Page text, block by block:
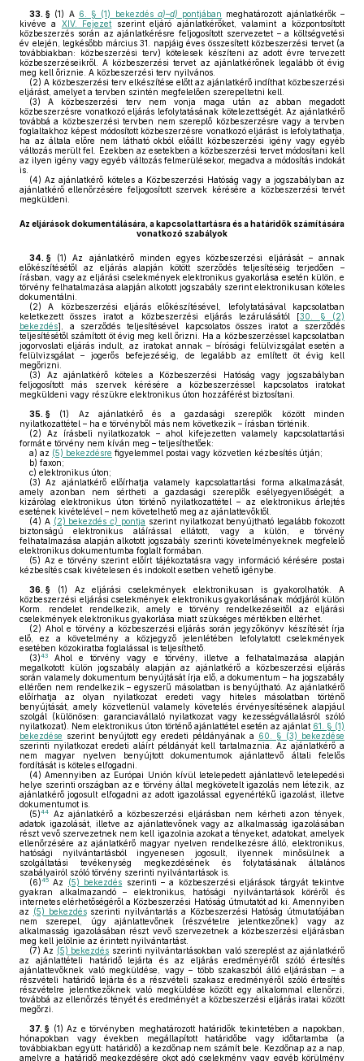
33. § (1) A 6. § (1) bekezdés a)–d) pontjában meghatározott ajánlatkérők –
kivéve a XIV. Fejezet szerint eljáró ajánlatkérőket, valamint a központosított
közbeszerzés során az ajánlatkérésre feljogosított szervezetet – a költségvetési
év elején, legkésőbb március 31. napjáig éves összesített közbeszerzési tervet (a
továbbiakban: közbeszerzési terv) kötelesek készíteni az adott évre tervezett
közbeszerzéseikről. A közbeszerzési tervet az ajánlatkérőnek legalább öt évig
meg kell őriznie. A közbeszerzési terv nyilvános.
(2) A közbeszerzési terv elkészítése előtt az ajánlatkérő indíthat közbeszerzési
eljárást, amelyet a tervben szintén megfelelően szerepeltetni kell.
(3) A közbeszerzési terv nem vonja maga után az abban megadott
közbeszerzésre vonatkozó eljárás lefolytatásának kötelezettségét. Az ajánlatkérő
továbbá a közbeszerzési tervben nem szereplő közbeszerzésre vagy a tervben
foglaltakhoz képest módosított közbeszerzésre vonatkozó eljárást is lefolytathatja,
ha az általa előre nem látható okból előállt közbeszerzési igény vagy egyéb
változás merült fel. Ezekben az esetekben a közbeszerzési tervet módosítani kell
az ilyen igény vagy egyéb változás felmerülésekor, megadva a módosítás indokát
is.
(4) Az ajánlatkérő köteles a Közbeszerzési Hatóság vagy a jogszabályban az
ajánlatkérő ellenőrzésére feljogosított szervek kérésére a közbeszerzési tervét
megküldeni.
Az eljárások dokumentálására, a kapcsolattartásra és a határidők számítására
vonatkozó szabályok
34. § (1)
Az ajánlatkérő minden egyes közbeszerzési eljárását – annak
előkészítésétől az eljárás alapján kötött szerződés teljesítéséig terjedően –
írásban, vagy az eljárási cselekmények elektronikus gyakorlása esetén külön, e
törvény felhatalmazása alapján alkotott jogszabály szerint elektronikusan köteles
dokumentálni.
(2) A közbeszerzési eljárás előkészítésével, lefolytatásával kapcsolatban
keletkezett összes iratot a közbeszerzési eljárás lezárulásától [30. § (2)
bekezdés], a szerződés teljesítésével kapcsolatos összes iratot a szerződés
teljesítésétől számított öt évig meg kell őrizni. Ha a közbeszerzéssel kapcsolatban
jogorvoslati eljárás indult, az iratokat annak – bírósági felülvizsgálat esetén a
felülvizsgálat – jogerős befejezéséig, de legalább az említett öt évig kell
megőrizni.
(3) Az ajánlatkérő köteles a Közbeszerzési Hatóság vagy jogszabályban
feljogosított más szervek kérésére a közbeszerzéssel kapcsolatos iratokat
megküldeni vagy részükre elektronikus úton hozzáférést biztosítani.
35. § (1)
Az ajánlatkérő és a gazdasági szereplők között minden
nyilatkozattétel – ha e törvényből más nem következik – írásban történik.
(2) Az írásbeli nyilatkozatok – ahol kifejezetten valamely kapcsolattartási
formát e törvény nem kíván meg – teljesíthetőek:
a) az (5) bekezdésre figyelemmel postai vagy közvetlen kézbesítés útján;
b) faxon;
c) elektronikus úton;
(3) Az ajánlatkérő előírhatja valamely kapcsolattartási forma alkalmazását,
amely azonban nem sértheti a gazdasági szereplők esélyegyenlőségét; a
kizárólag elektronikus úton történő nyilatkozattétel – az elektronikus árlejtés
esetének kivételével – nem követelhető meg az ajánlattevőktől.
(4) A (2) bekezdésc) pontja szerint nyilatkozat benyújtható legalább fokozott
biztonságú elektronikus aláírással ellátott, vagy a külön, e törvény
felhatalmazása alapján alkotott jogszabály szerinti követelményeknek megfelelő
elektronikus dokumentumba foglalt formában.
(5) Az e törvény szerint előírt tájékoztatásra vagy információ kérésére postai
kézbesítés csak kivételesen és indokolt esetben vehető igénybe.
36. § (1) Az eljárási cselekmények elektronikusan is gyakorolhatók. A
közbeszerzési eljárási cselekmények elektronikus gyakorlásának módjáról külön
Korm. rendelet rendelkezik, amely e törvény rendelkezéseitől az eljárási
cselekmények elektronikus gyakorlása miatt szükséges mértékben eltérhet.
(2) Ahol e törvény a közbeszerzési eljárás során jegyzőkönyv készítését írja
elő, ez a követelmény a közjegyző jelenlétében lefolytatott cselekmények
esetében közokiratba foglalással is teljesíthető.
(3)43
Ahol e törvény vagy e törvény, illetve a felhatalmazása alapján
megalkotott külön jogszabály alapján az ajánlatkérő a közbeszerzési eljárás
során valamely dokumentum benyújtását írja elő, a dokumentum – ha jogszabály
eltérően nem rendelkezik – egyszerű másolatban is benyújtható. Az ajánlatkérő
előírhatja az olyan nyilatkozat eredeti vagy hiteles másolatban történő
benyújtását, amely közvetlenül valamely követelés érvényesítésének alapjául
szolgál (különösen: garanciavállaló nyilatkozat vagy kezességvállalásról szóló
nyilatkozat). Nem elektronikus úton történő ajánlattétel esetén az ajánlat 61. § (1)
bekezdése szerint benyújtott egy eredeti példányának a 60. § (3) bekezdése
szerinti nyilatkozat eredeti aláírt példányát kell tartalmaznia. Az ajánlatkérő a
nem magyar nyelven benyújtott dokumentumok ajánlattevő általi felelős
fordítását is köteles elfogadni.
(4) Amennyiben az Európai Unión kívül letelepedett ajánlattevő letelepedési
helye szerinti országban az e törvény által megkövetelt igazolás nem létezik, az
ajánlatkérő jogosult elfogadni az adott igazolással egyenértékű igazolást, illetve
dokumentumot is.
(5)44
Az ajánlatkérő a közbeszerzési eljárásban nem kérheti azon tények,
adatok igazolását, illetve az ajánlattevőnek vagy az alkalmasság igazolásában
részt vevő szervezetnek nem kell igazolnia azokat a tényeket, adatokat, amelyek
ellenőrzésére az ajánlatkérő magyar nyelven rendelkezésre álló, elektronikus,
hatósági nyilvántartásból ingyenesen jogosult, ilyennek minősülnek a
szolgáltatási tevékenység megkezdésének és folytatásának általános
szabályairól szóló törvény szerinti nyilvántartások is.
(6)45 Az (5) bekezdés szerinti – a közbeszerzési eljárások tárgyát tekintve
gyakran alkalmazandó – elektronikus, hatósági nyilvántartások köréről és
internetes elérhetőségéről a Közbeszerzési Hatóság útmutatót ad ki. Amennyiben
az (5) bekezdésszerinti nyilvántartás a Közbeszerzési Hatóság útmutatójában
nem szerepel, úgy ajánlattevőnek (részvételre jelentkezőnek) vagy az
alkalmasság igazolásában részt vevő szervezetnek a közbeszerzési eljárásban
meg kell jelölnie az érintett nyilvántartást.
(7) Az (5) bekezdés szerinti nyilvántartásokban való szereplést az ajánlatkérő
az ajánlattételi határidő lejárta és az eljárás eredményéről szóló értesítés
ajánlattevőknek való megküldése, vagy – több szakaszból álló eljárásban – a
részvételi határidő lejárta és a részvételi szakasz eredményéről szóló értesítés
részvételre jelentkezőknek való megküldése között egy alkalommal ellenőrzi,
továbbá az ellenőrzés tényét és eredményét a közbeszerzési eljárás iratai között
megőrzi.
37. § (1) Az e törvényben meghatározott határidők tekintetében a napokban,
hónapokban vagy években megállapított határidőbe vagy időtartamba (a
továbbiakban együtt: határidő) a kezdőnap nem számít bele. Kezdőnap az a nap,
amelyre a határidő megkezdésére okot adó cselekmény vagy egyéb körülmény